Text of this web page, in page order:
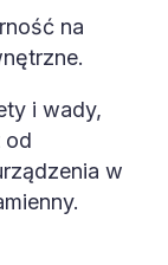
na
i wady,
od
w